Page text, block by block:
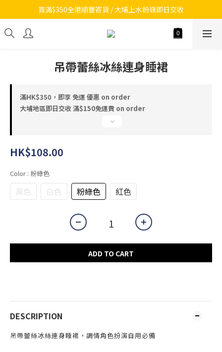
買滿$350全港順豐寄貨 / 大埔上水粉嶺即日交收
吊帶蕾絲冰絲連身睡裙
滿HK$350，即享 免運 優惠 on order
大埔地區即日交收 滿$150免運費 on order
HK$108.00
Color : 粉綠色
黑色 白色 粉綠色 紅色
ADD TO CART
DESCRIPTION
吊帶蕾絲冰絲連身睡裙，調情角色扮演自用必備